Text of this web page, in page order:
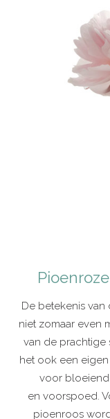
De betekenis
niet zomaar even
van de
het ook een
voor
en voorspoed.
pioenroos